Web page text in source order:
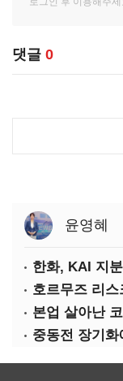
댓글 0
윤영혜
중동전 장기화